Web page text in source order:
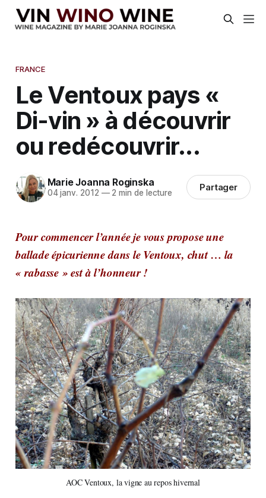
FRANCE
Le Ventoux pays «
Di-vin » à découvrir
ou redécouvrir...
Marie Joanna Roginska
04 janv. 2012 —2 min de lecture Partager
Pour commencer l’année je vous propose une
ballade épicurienne dans le Ventoux, chut … la
« rabasse » est à l’honneur !
AOC Ventoux, la vigne au repos hivernal